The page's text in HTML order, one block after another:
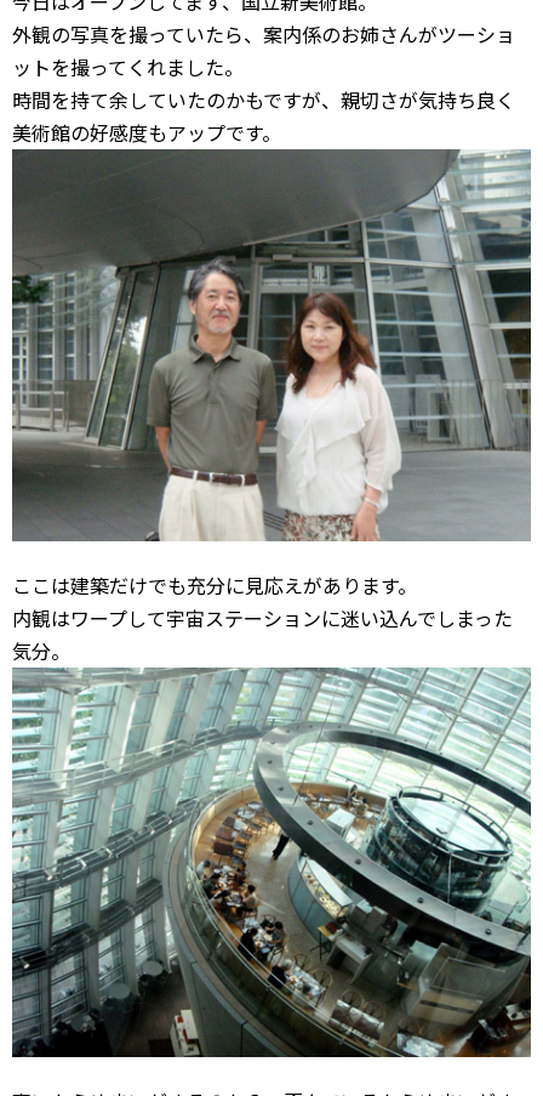
外観の写真を撮っていたら、案内係のお姉さんがツーショ
ットを撮ってくれました。
時間を持て余していたのかもですが、親切さが気持ち良く
美術館の好感度もアップです。
ここは建築だけでも充分に見応えがあります。
内観はワープして宇宙ステーションに迷い込んでしまった
気分。